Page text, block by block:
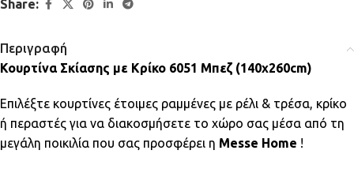
Share:
Περιγραφή
Κουρτίνα Σκίασης με Κρίκο 6051 Μπεζ (140x260cm)
Επιλέξτε κουρτίνες έτοιμες ραμμένες με ρέλι & τρέσα, κρίκο
ή περαστές για να διακοσμήσετε το χώρο σας μέσα από τη
μεγάλη ποικιλία που σας προσφέρει η Messe Home !